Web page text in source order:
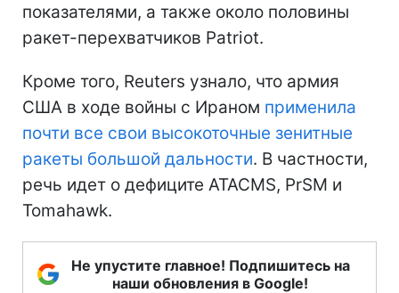
показателями, а также около половины
ракет-перехватчиков Patriot.
Кроме того, Reuters узнало, что армия
США в ходе войны с Ираном применила
почти все свои высокоточные зенитные
ракеты большой дальности. В частности,
речь идет о дефиците ATACMS, PrSM и
Tomahawk.
Не упустите главное! Подпишитесь на
наши обновления в Google!